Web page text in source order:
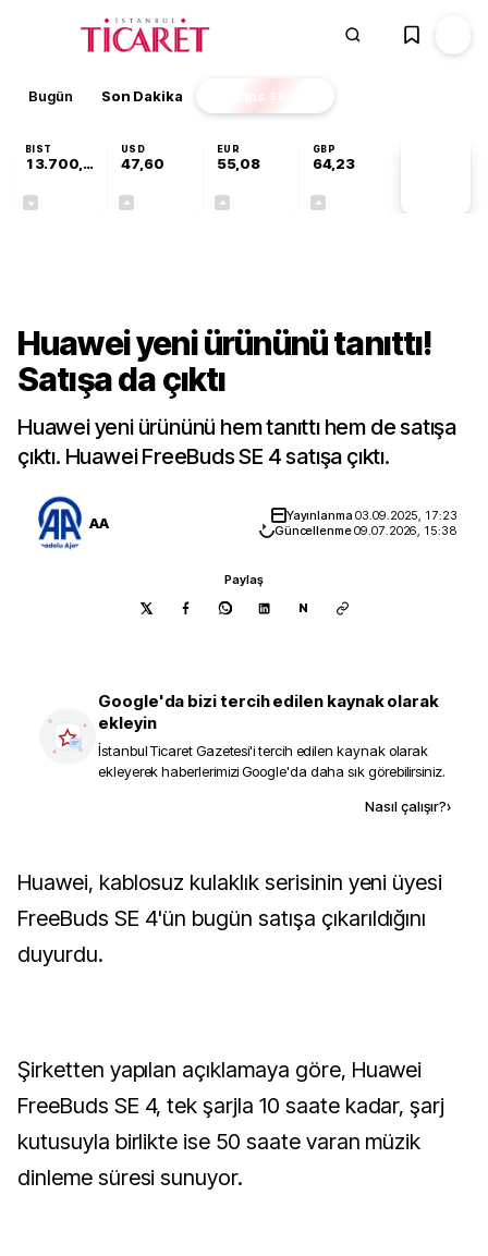
Bugün Son Dakika Finans EKSTRA
BIST
13.700,08
USD
47,60
EUR
55,08
GBP
64,23
Huawei yeni ürününü tanıttı!
Satışa da çıktı
Huawei yeni ürününü hem tanıttı hem de satışa
çıktı. Huawei FreeBuds SE 4 satışa çıktı.
AA Yayınlanma03.09.2025, 17:23
Güncellenme09.07.2026, 15:38
Paylaş
N
Google'da bizi tercih edilen kaynak olarak
ekleyin
İstanbul Ticaret Gazetesi'i tercih edilen kaynak olarak
ekleyerek haberlerimizi Google'da daha sık görebilirsiniz.
Nasıl çalışır?›
Huawei, kablosuz kulaklık serisinin yeni üyesi
FreeBuds SE 4'ün bugün satışa çıkarıldığını
duyurdu.
Şirketten yapılan açıklamaya göre, Huawei
FreeBuds SE 4, tek şarjla 10 saate kadar, şarj
kutusuyla birlikte ise 50 saate varan müzik
dinleme süresi sunuyor.